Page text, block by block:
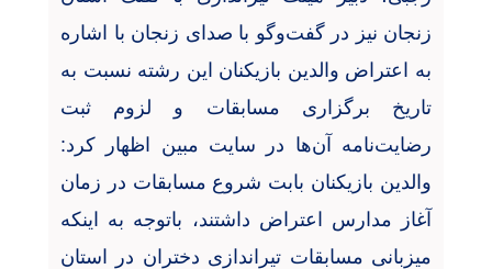
زنجان نیز در گفت‌و‌گو با صدای زنجان با اشاره
به اعتراض والدین بازیکنان این رشته نسبت به
تاریخ برگزاری مسابقات و لزوم ثبت
رضایتنامه آن‌ها در سایت مبین اظهار کرد:
والدین بازیکنان بابت شروع مسابقات در زمان
آغاز مدارس اعتراض داشتند، باتوجه به اینکه
میزبانی مسابقات تیراندازی دختران در استان